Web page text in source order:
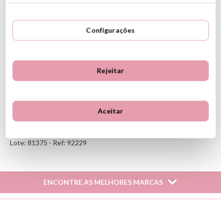
Material: plástico forte e durável sem BPA
Dimensões da caixa: 17,7 x 5,9 cm
Eles são apresentados em um estojo que permite transportá-
los para qualquer lugar de maneira confortável e segura.
Información sobre el fabricante y/o importador/distribuidor
sobre Seguridad General de Productos (GPSR).
Productos Infantiles Tutete S.L.
Dirección: C/ Yecla 10, Polígono industrial La Polvorista,
Lote: 81375 - Ref: 92229
ENCONTRE AS MELHORES MARCAS
Configurações
Rejeitar
Aceitar